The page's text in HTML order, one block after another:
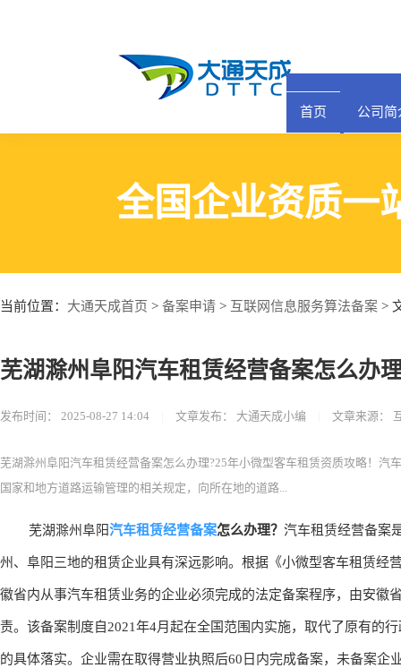
首页 公司简
全国企业资质一
当前位置： 大通天成首页 > 备案申请 > 互联网信息服务算法备案 >
芜湖滁州阜阳汽车租赁经营备案怎么办
发布时间： 2025-08-27 14:04 文章发布： 大通天成小编 文章来源：
芜湖滁州阜阳汽车租赁经营备案怎么办理?25年小微型客车租赁资质攻略！
国家和地方道路运输管理的相关规定，向所在地的道路...
芜湖滁州阜阳汽车租赁经营备案怎么办理？ 汽车租赁经营备案
州、阜阳三地的租赁企业具有深远影响。根据《小微型客车租赁经
徽省内从事汽车租赁业务的企业必须完成的法定备案程序，由安徽
责。该备案制度自2021年4月起在全国范围内实施，取代了原有的
的具体落实。企业需在取得营业执照后60日内完成备案，未备案企